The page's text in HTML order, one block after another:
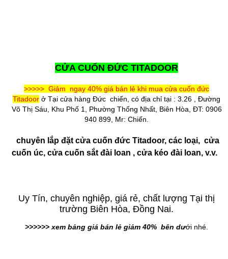
CỬA CUỐN ĐỨC TITADOOR
>>>>> Giảm ngay 40% giá bán lẻ khi mua cửa cuốn đức
Titadoor ở Tại cửa hàng Đức chiến, có địa chỉ tại : 3.26 , Đường
Võ Thị Sáu, Khu Phố 1, Phường Thống Nhất, Biên Hòa, ĐT: 0906
940 899, Mr: Chiến.
chuyên lắp đặt cửa cuốn đức Titadoor, các loại, cửa
cuốn úc, cửa cuốn sắt đài loan , cửa kéo đài loan, v.v.
Uy Tín, chuyên nghiệp, giá rẻ, chất lượng Tại thị
trường Biên Hòa, Đồng Nai.
>>>>>> xem bảng giá bán lẻ giảm 40% bên dưới nhé.